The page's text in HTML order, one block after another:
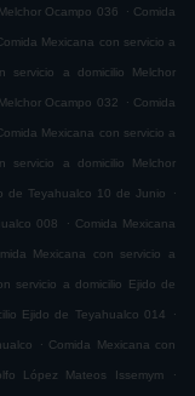
Ocampo 036 . Comida
Mexicana con servicio a
servicio a domicilio Melchor
Ocampo 032 . Comida
Mexicana con servicio a
servicio a domicilio Melchor
de Teyahualco 10 de Junio .
008 . Comida Mexicana
Mexicana con servicio a
servicio a domicilio Ejido de
Ejido de Teyahualco 014 .
. Comida Mexicana con
López Mateos Issemym .